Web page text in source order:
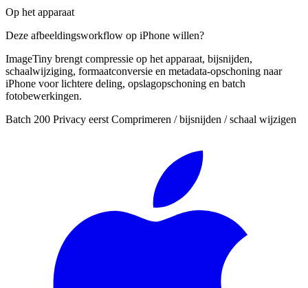
Op het apparaat
Deze afbeeldingsworkflow op iPhone willen?
ImageTiny brengt compressie op het apparaat, bijsnijden,
schaalwijziging, formaatconversie en metadata-opschoning naar
iPhone voor lichtere deling, opslagopschoning en batch
fotobewerkingen.
Batch 200 Privacy eerst Comprimeren / bijsnijden / schaal wijzigen